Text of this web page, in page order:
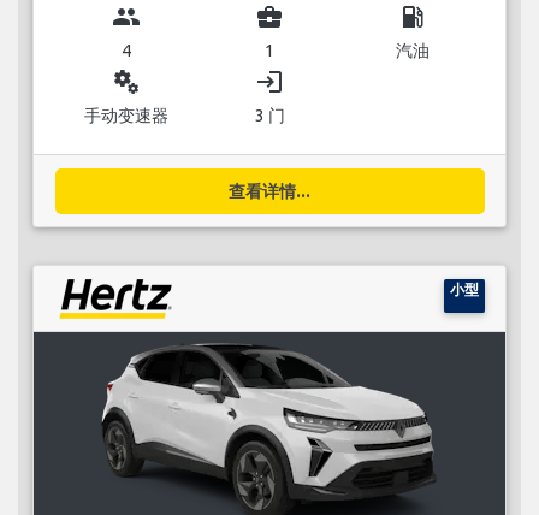
group
4
business_center
1
local_gas_station
汽油
miscellaneous_services
手动变速器
login
3 门
查看详情...
小型